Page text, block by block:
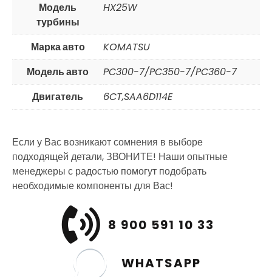
Модель
турбины
HX25W
Марка авто
KOMATSU
Модель авто
PC300-7/PC350-7/PC360-7
Двигатель
6CT,SAA6D114E
Если у Вас возникают сомнения в выборе
подходящей детали, ЗВОНИТЕ! Наши опытные
менеджеры с радостью помогут подобрать
необходимые компоненты для Вас!
8 900 591 10 33
WHATSAPP